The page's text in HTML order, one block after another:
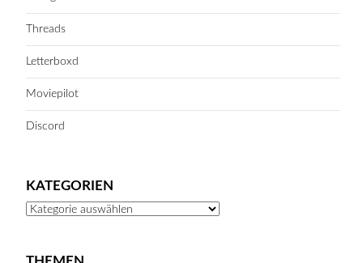
Threads
Letterboxd
Moviepilot
Discord
KATEGORIEN
Kategorien